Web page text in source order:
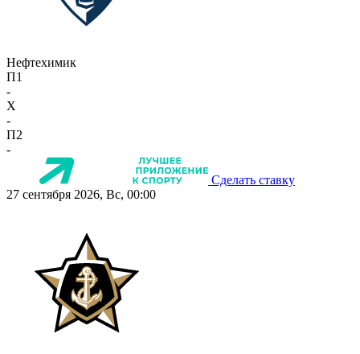
Нефтехимик
П1
-
X
-
П2
-
Сделать ставку
27 сентября 2026, Вс, 00:00